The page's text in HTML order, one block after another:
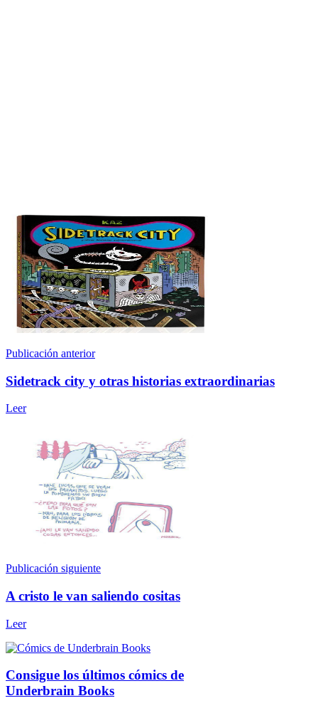
Publicación anterior
Sidetrack city y otras historias extraordinarias
Leer
Publicación siguiente
A cristo le van saliendo cositas
Leer
Consigue los últimos cómics de
Underbrain Books